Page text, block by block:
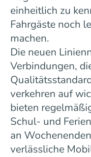
einheitlich zu
Fahrgäste noch
machen.
Die neuen
Verbindungen,
verkehren auf
bieten
Schul- und
an
verlässliche